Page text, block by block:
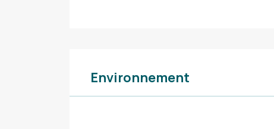
Environnement